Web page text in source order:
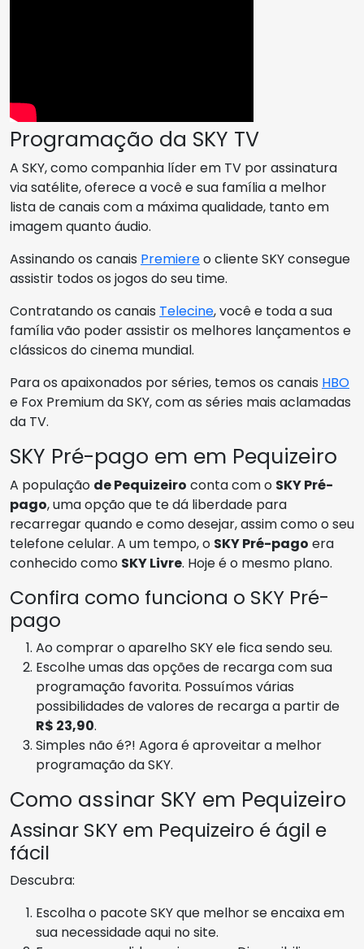
Programação da SKY TV
A SKY, como companhia líder em TV por assinatura
via satélite, oferece a você e sua família a melhor
lista de canais com a máxima qualidade, tanto em
imagem quanto áudio.
Assinando os canais Premiereo cliente SKY consegue
assistir todos os jogos do seu time.
Contratando os canais Telecine, você e toda a sua
família vão poder assistir os melhores lançamentos e
clássicos do cinema mundial.
Para os apaixonados por séries, temos os canais HBO
e Fox Premium da SKY, com as séries mais aclamadas
da TV.
SKY Pré-pago em em Pequizeiro
A população de Pequizeiro conta com o SKY Pré-
pago, uma opção que te dá liberdade para
recarregar quando e como desejar, assim como o seu
telefone celular. A um tempo, o SKY Pré-pago era
conhecido como SKY Livre. Hoje é o mesmo plano.
Confira como funciona o SKY Pré-
pago
Ao comprar o aparelho SKY ele fica sendo seu.
Escolhe umas das opções de recarga com sua
programação favorita. Possuímos várias
possibilidades de valores de recarga a partir de
R$ 23,90.
Simples não é?! Agora é aproveitar a melhor
programação da SKY.
Como assinar SKY em Pequizeiro
Assinar SKY em Pequizeiro é ágil e
fácil
Descubra:
Escolha o pacote SKY que melhor se encaixa em
sua necessidade aqui no site.